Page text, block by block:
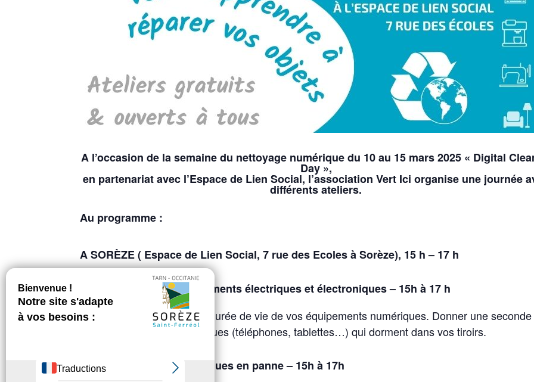
A l’occasion de la semaine du nettoyage numérique du 10 au 15 mars 2025 « Digital
Day »,
en partenariat avec l’Espace de Lien Social, l’association Vert Ici organise une journée
différents ateliers.
Au programme :
A SORÈZE ( Espace de Lien Social, 7 rue des Ecoles à Sorèze), 15 h – 17 h
Répar’tout spécial équipements électriques et électroniques – 15h à 17 h
Atelier d’allongement de la durée de vie de vos équipements numériques. Donner une
à vos équipements numériques (téléphones, tablettes…) qui dorment dans vos tiroirs.
Dépôt d’appareils numériques en panne – 15h à 17h